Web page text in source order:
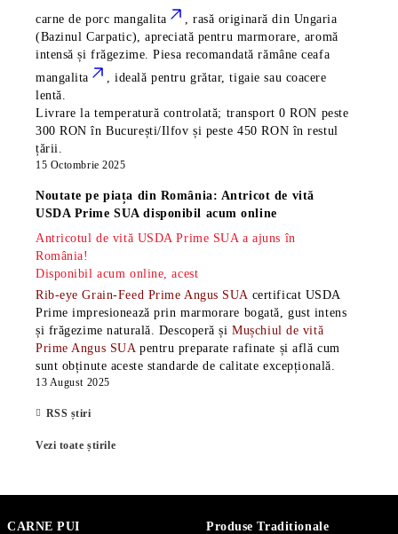
carne de porc mangalita
, rasă originară din Ungaria
(Bazinul Carpatic), apreciată pentru marmorare, aromă
intensă și frăgezime. Piesa recomandată rămâneceafa
mangalita
, ideală pentru grătar, tigaie sau coacere
lentă.
Livrare la temperatură controlată; transport 0 RON peste
300 RON în București/Ilfov și peste 450 RON în restul
țării.
15 Octombrie 2025
Noutate pe piața din România: Antricot de vită
USDA Prime SUA disponibil acum online
Antricotul de vită USDA Prime SUA a ajuns în
România!
Disponibil acum online, acest
Rib-eye Grain-Feed Prime Angus SUA certificat USDA
Prime impresionează prin marmorare bogată, gust intens
și frăgezime naturală. Descoperă șiMușchiul de vită
Prime Angus SUA pentru preparate rafinate și află cum
sunt obținute aceste standarde de calitate excepțională.
13 August 2025
RSS știri
Vezi toate știrile
CARNE PUI Produse Traditionale